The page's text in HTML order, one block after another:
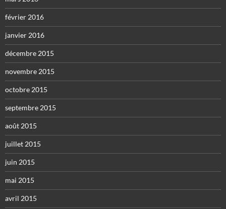
février 2016
janvier 2016
décembre 2015
novembre 2015
octobre 2015
septembre 2015
août 2015
juillet 2015
juin 2015
mai 2015
avril 2015